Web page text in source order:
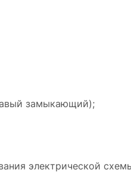
замыкающий);
электрической